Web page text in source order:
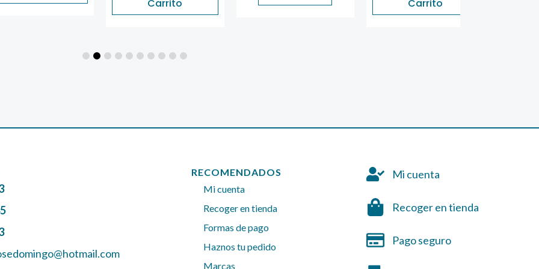
Carrito Carrito
RECOMENDADOS
Mi cuenta
Recoger en tienda
Formas de pago
Haznos tu pedido
Marcas
Mi cuenta
Recoger en tienda
Pago seguro